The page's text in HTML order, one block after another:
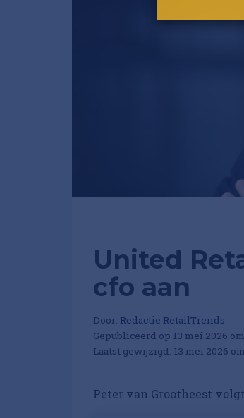
United
cfo aan
Door: Redactie RetailTrends
Gepubliceerd op 13 mei 2026 om
Laatst gewijzigd: 13 mei 2026 om
Peter van Grootheest